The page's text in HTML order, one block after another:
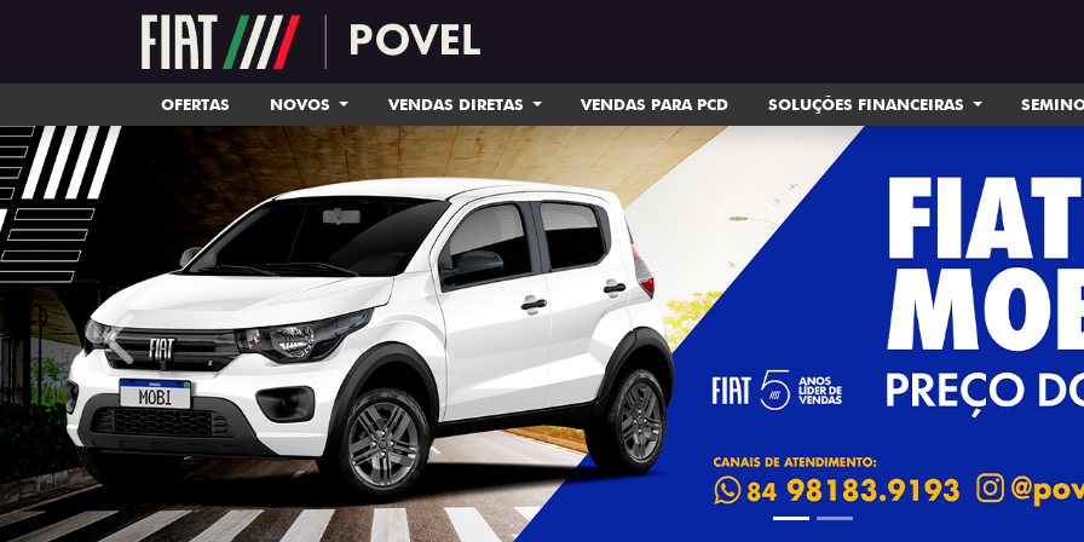
OFERTAS NOVOS VENDAS DIRETAS VENDAS PARA PCD SOLUÇÕES FINANCEIRAS
templates.template-01.components.carousel.texts.control_prev